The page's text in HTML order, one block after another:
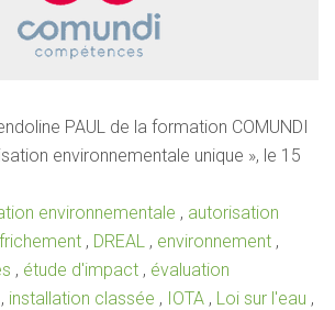
PAUL de la formation COMUNDI
environnementale unique », le 15
environnementale , autorisation
, DREAL , environnement ,
, étude d'impact , évaluation
, installation classée , IOTA , Loi sur l'eau ,